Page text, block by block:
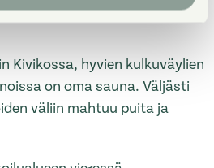
Kivikossa, hyvien kulkuväylien
on oma sauna. Väljästi
väliin mahtuu puita ja